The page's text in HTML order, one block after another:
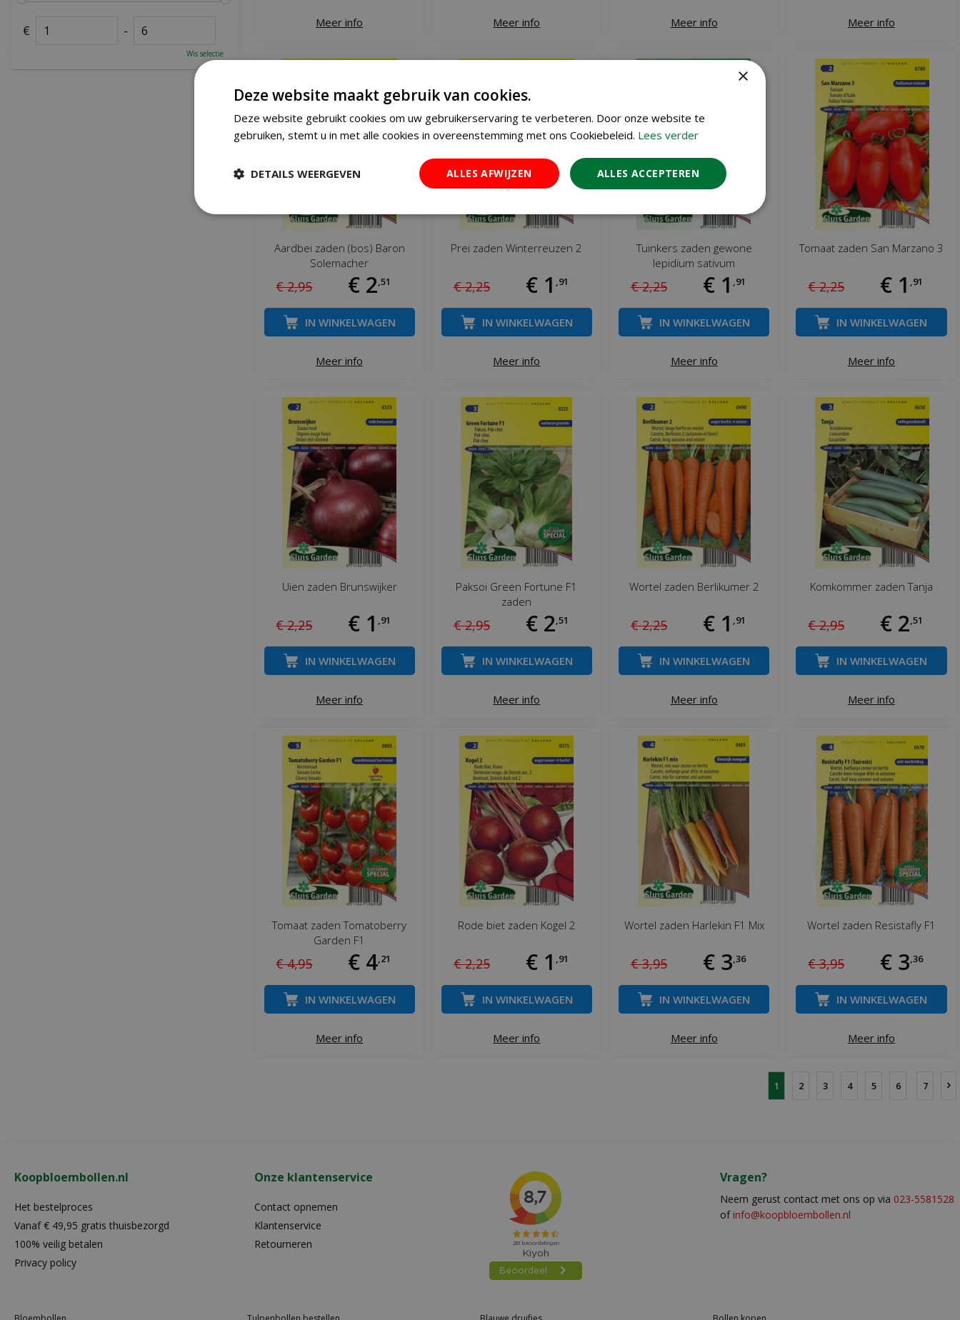
Meer info Meer info Meer info Meer info
Aardbei zaden (bos) Baron
Solemacher
€ 2,95 € 2 ,51
Meer info
IN WINKELWAGEN
Prei zaden Winterreuzen 2
€ 2,25 € 1 91
Meer info
IN WINKELWAGEN
Tuinkers zaden gewone
lepidium sativum
€ 2,25 € 1 91
Meer info
IN WINKELWAGEN
Tomaat zaden San Marzano 3
€ 2,25 € 1 91
Meer info
IN WINKELWAGEN
Uien zaden Brunswijker
€ 2,25 € 1 91
Meer info
IN WINKELWAGEN
Paksoi Green Fortune F1
zaden
€ 2,95 € 2 51
Meer info
IN WINKELWAGEN
Wortel zaden Berlikumer 2
€ 2,25 € 1 91
Meer info
IN WINKELWAGEN
Komkommer zaden Tanja
€ 2,95 € 2 ,51
Meer info
IN WINKELWAGEN
Tomaat zaden Tomatoberry
Garden F1
€ 4,95 € 4 21
Meer info
IN WINKELWAGEN
Rode biet zaden Kogel 2
€ 2,25 € 1 91
Meer info
IN WINKELWAGEN
Wortel zaden Harlekin F1 Mix
€ 3,95 € 3 36
Meer info
IN WINKELWAGEN
Wortel zaden Resistafly F1
€ 3,95 € 3 ,36
Meer info
IN WINKELWAGEN
1 2 3 4 5 6 7
€ -
Wis selectie
Koopbloembollen.nl
Het bestelproces
Vanaf € 49,95 gratis thuisbezorgd
100% veilig betalen
Privacy policy
Onze klantenservice
Contact opnemen
Klantenservice
Retourneren
Vragen?
Neem gerust contact met ons op via 023-5581528
of info@koopbloembollen.nl
×
Deze website maakt gebruik van cookies.
Deze website gebruikt cookies om uw gebruikerservaring te verbeteren. Door onze website te
gebruiken, stemt u in met alle cookies in overeenstemming met ons Cookiebeleid. Lees verder
ALLES ACCEPTEREN
ALLES AFWIJZEN
DETAILS WEERGEVEN